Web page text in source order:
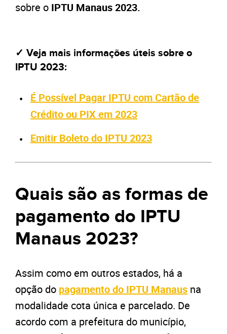
sobre o IPTU Manaus 2023.
✓ Veja mais informações úteis sobre o
IPTU 2023:
É Possível Pagar IPTU com Cartão de
Crédito ou PIX em 2023
Emitir Boleto do IPTU 2023
Quais são as formas de
pagamento do IPTU
Manaus 2023?
Assim como em outros estados, há a
opção do pagamento do IPTU Manaus na
modalidade cota única e parcelado. De
acordo com a prefeitura do município,